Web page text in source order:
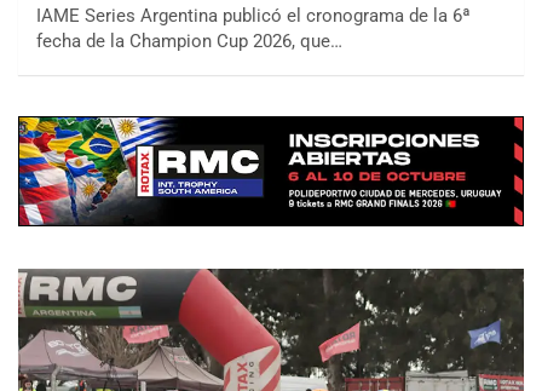
IAME Series Argentina publicó el cronograma de la 6ª
fecha de la Champion Cup 2026, que…